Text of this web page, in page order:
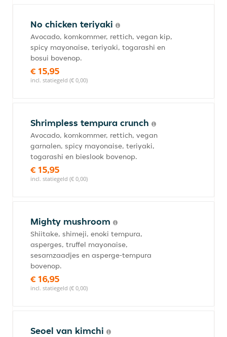
No chicken teriyaki
Avocado, komkommer, rettich, vegan kip,
spicy mayonaise, teriyaki, togarashi en
bosui bovenop.
€ 15,95
incl. statiegeld (€ 0,00)
Shrimpless tempura crunch
Avocado, komkommer, rettich, vegan
garnalen, spicy mayonaise, teriyaki,
togarashi en bieslook bovenop.
€ 15,95
incl. statiegeld (€ 0,00)
Mighty mushroom
Shiitake, shimeji, enoki tempura,
asperges, truffel mayonaise,
sesamzaadjes en asperge-tempura
bovenop.
€ 16,95
incl. statiegeld (€ 0,00)
Seoel van kimchi